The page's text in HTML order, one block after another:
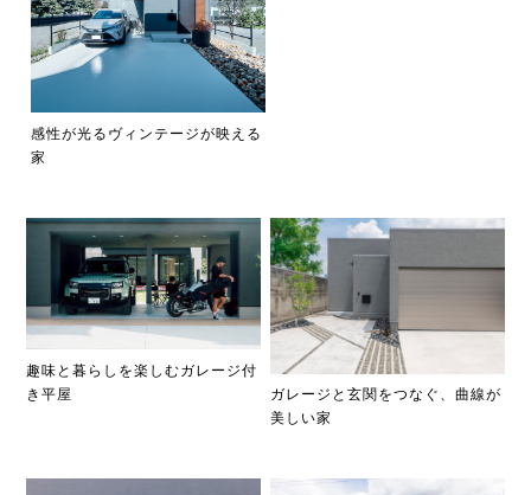
感性が光るヴィンテージが映える
家
趣味と暮らしを楽しむガレージ付
き平屋
ガレージと玄関をつなぐ、曲線が
美しい家